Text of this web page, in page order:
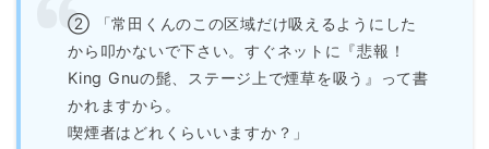
② 「常田くんのこの区域だけ吸えるようにした
から叩かないで下さい。すぐネットに『悲報！
King Gnuの髭、ステージ上で煙草を吸う』って書
かれますから。
喫煙者はどれくらいいますか？」